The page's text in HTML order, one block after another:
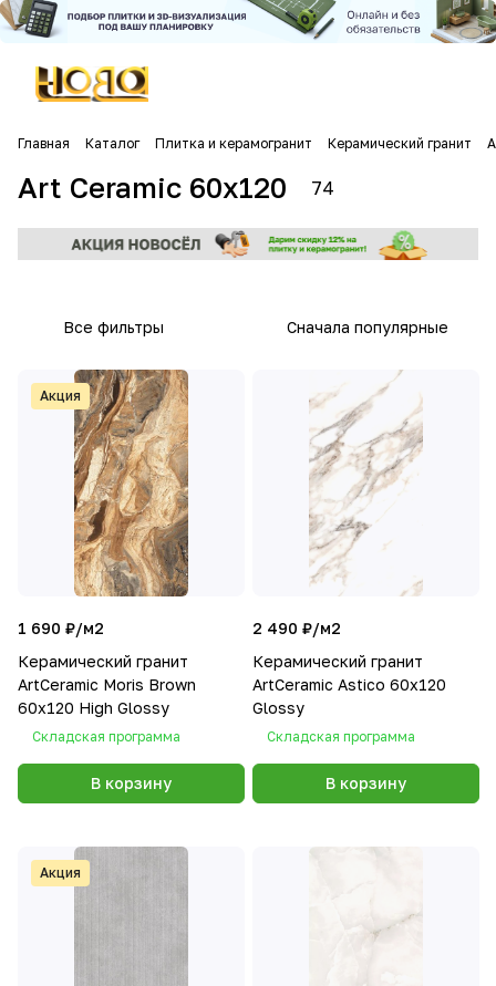
Главная Каталог Плитка и керамогранит Керамический гранит
Art Ceramic 60х120 74
Все фильтры Сначала популярные
Акция
1 690 ₽/м2
Керамический гранит
ArtCeramic Moris Brown
60х120 High Glossy
Складская программа
В корзину
2 490 ₽/м2
Керамический гранит
ArtCeramic Astico 60х120
Glossy
Складская программа
В корзину
Акция